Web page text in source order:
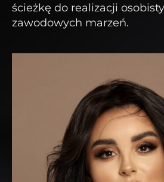
ścieżkę do realizacji
zawodowych marzeń.